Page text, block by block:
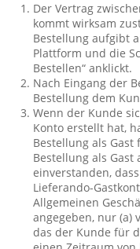
Der Vertrag
kommt wirksam
Bestellung aufgibt
Plattform und die
Bestellen“ anklickt.
Nach Eingang der
Bestellung dem
Wenn der Kunde
Konto erstellt hat,
Bestellung als
Bestellung als
einverstanden,
Lieferando-
Allgemeinen
angegeben, nur (a)
das der Kunde für